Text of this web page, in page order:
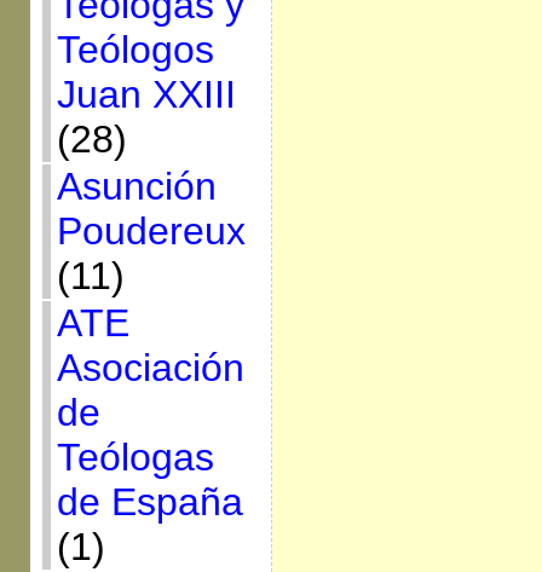
Teólogos
Juan XXIII
(28)
Asunción
Poudereux
(11)
ATE
Asociación
de
Teólogas
de España
(1)